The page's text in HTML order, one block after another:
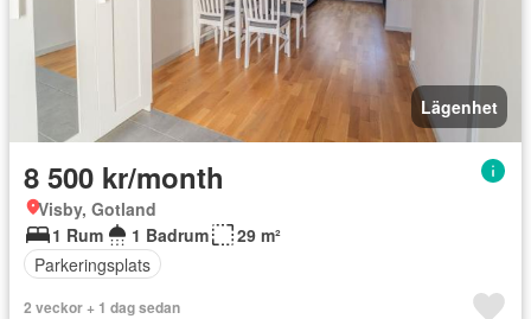
Lägenhet
8 500 kr/month
Visby, Gotland
1 Rum
1 Badrum
29 m²
Parkeringsplats
2 veckor + 1 dag sedan